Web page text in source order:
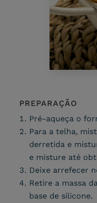
PREPARAÇÃO
Pré-aqueça o
Para a telha,
derretida e
e misture até
Deixe arrefecer
Retire a massa
base de silicone.